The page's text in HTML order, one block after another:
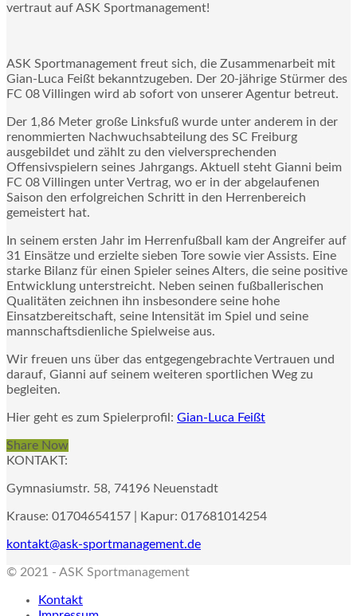
vertraut auf ASK Sportmanagement!
ASK Sportmanagement freut sich, die Zusammenarbeit mit
Gian-Luca Feißt bekanntzugeben. Der 20-jährige Stürmer des
FC 08 Villingen wird ab sofort von unserer Agentur betreut.
Der 1,86 Meter große Linksfuß wurde unter anderem in der
renommierten Nachwuchsabteilung des SC Freiburg
ausgebildet und zählt zu den vielversprechenden
Offensivspielern seines Jahrgangs. Aktuell steht Gianni beim
FC 08 Villingen unter Vertrag, wo er in der abgelaufenen
Saison den erfolgreichen Schritt in den Herrenbereich
gemeistert hat.
In seinem ersten Jahr im Herrenfußball kam der Angreifer auf
31 Einsätze und erzielte sieben Tore sowie vier Assists. Eine
starke Bilanz für einen Spieler seines Alters, die seine positive
Entwicklung unterstreicht. Neben seinen fußballerischen
Qualitäten zeichnen ihn insbesondere seine hohe
Einsatzbereitschaft, seine Intensität im Spiel und seine
mannschaftsdienliche Spielweise aus.
Wir freuen uns über das entgegengebrachte Vertrauen und
darauf, Gianni auf seinem weiteren sportlichen Weg zu
begleiten.
Hier geht es zum Spielerprofil: Gian-Luca Feißt
Share Now
KONTAKT:
Gymnasiumstr. 58, 74196 Neuenstadt
Krause: 01704654157 | Kapur: 017681014254
kontakt@ask-sportmanagement.de
© 2021 - ASK Sportmanagement
Kontakt